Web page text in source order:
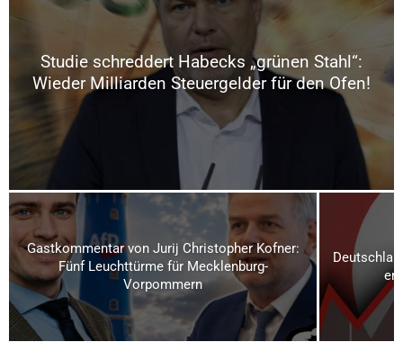
Studie schreddert Habecks „grünen Stahl“:
Wieder Milliarden Steuergelder für den Ofen!
Gastkommentar von Jurij Christopher Kofner:
Fünf Leuchttürme für Mecklenburg-
Vorpommern